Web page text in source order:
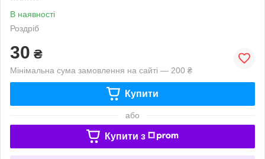
В наявності
Роздріб
30 ₴
Мінімальна сума замовлення на сайті — 200 ₴
Купити
або
Купити з